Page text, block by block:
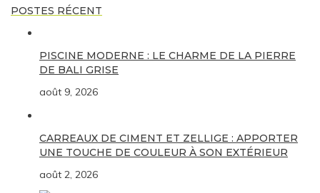
POSTES RÉCENT
PISCINE MODERNE : LE CHARME DE LA PIERRE
DE BALI GRISE
août 9, 2026
CARREAUX DE CIMENT ET ZELLIGE : APPORTER
UNE TOUCHE DE COULEUR À SON EXTÉRIEUR
août 2, 2026